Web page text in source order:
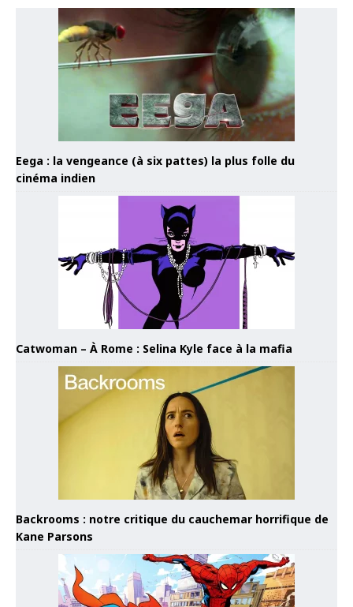
Eega : la vengeance (à six pattes) la plus folle du
cinéma indien
Catwoman – À Rome : Selina Kyle face à la mafia
Backrooms : notre critique du cauchemar horrifique de
Kane Parsons